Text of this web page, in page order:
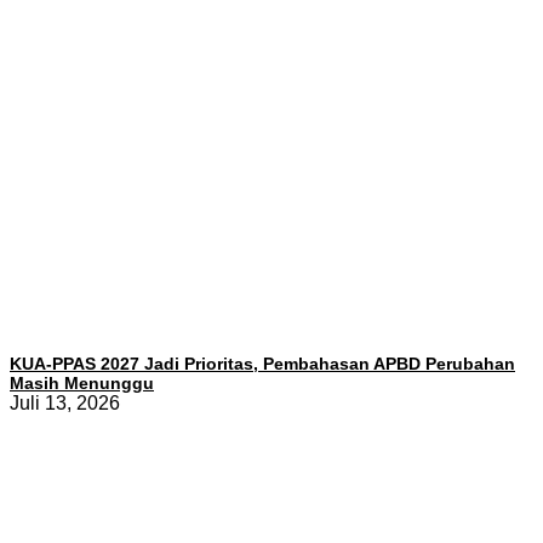
KUA-PPAS 2027 Jadi Prioritas, Pembahasan APBD Perubahan
Masih Menunggu
Juli 13, 2026